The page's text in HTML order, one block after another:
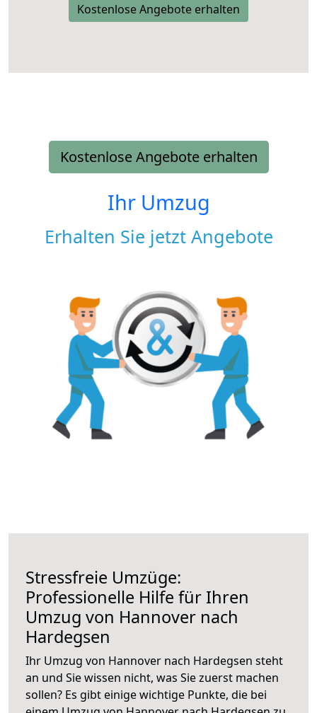
Kostenlose Angebote erhalten
Kostenlose Angebote erhalten
Ihr Umzug
Erhalten Sie jetzt Angebote
Stressfreie Umzüge:
Professionelle Hilfe für Ihren
Umzug von Hannover nach
Hardegsen
Ihr Umzug von Hannover nach Hardegsen steht
an und Sie wissen nicht, was Sie zuerst machen
sollen? Es gibt einige wichtige Punkte, die bei